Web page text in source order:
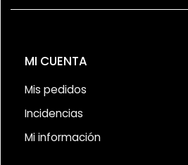
MI CUENTA
Mis pedidos
Incidencias
Mi información